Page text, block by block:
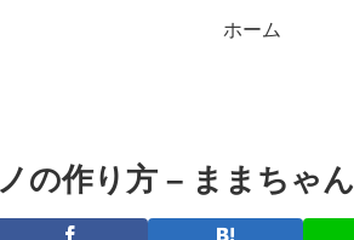
ホーム
の作り方 – ままちゃん